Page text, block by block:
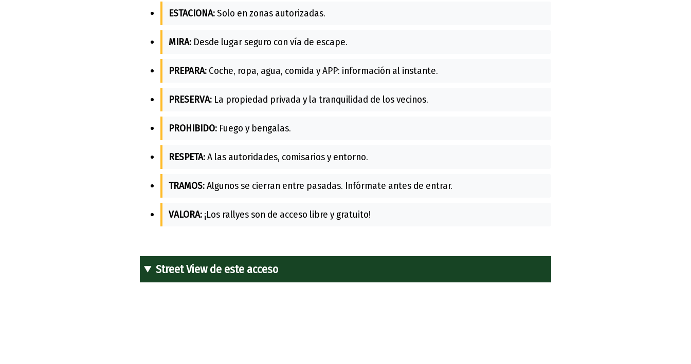
ESTACIONA:Solo en zonas autorizadas.
MIRA: Desde lugar seguro con vía de escape.
PREPARA: Coche, ropa, agua, comida y APP: información al instante.
PRESERVA: La propiedad privada y la tranquilidad de los vecinos.
PROHIBIDO: Fuego y bengalas.
RESPETA:A las autoridades, comisarios y entorno.
TRAMOS:Algunos se cierran entre pasadas. Infórmate antes de entrar.
VALORA: ¡Los rallyes son de acceso libre y gratuito!
Street View de este acceso